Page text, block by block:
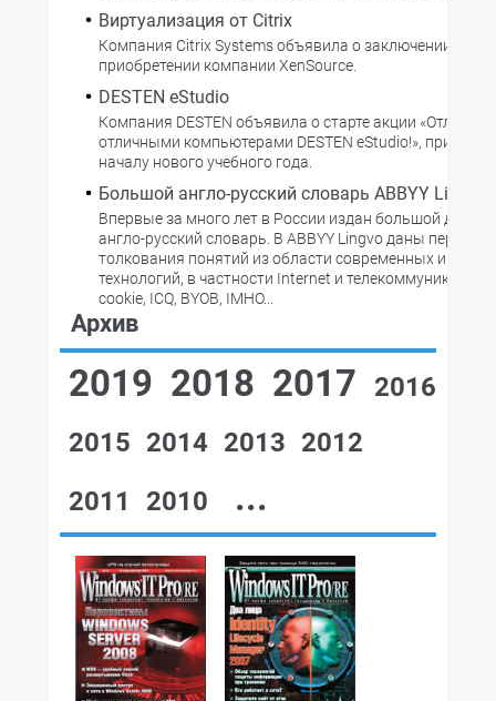
Виртуализация от Citrix
Компания Citrix Systems объявила о заключении
приобретении компании XenSource.
DESTEN eStudio
Компания DESTEN объявила о старте акции
отличными компьютерами DESTEN eStudio!»,
началу нового учебного года.
Большой англо-русский словарь ABBYY Lingvo
Впервые за много лет в России издан большой
англо-русский словарь. В ABBYY Lingvo даны
толкования понятий из области современных
технологий, в частности Internet и телекоммуникаций -
cookie, ICQ, BYOB, IMHO...
Архив
2019 2018 2017
2016
2015 2014 2013 2012
2011
2010 ...